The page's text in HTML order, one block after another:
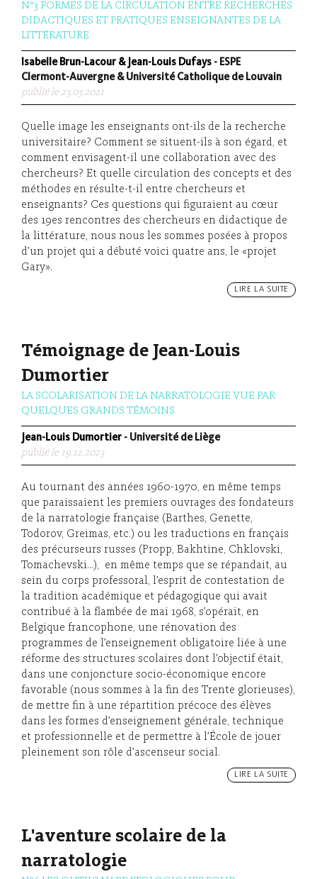
N°3 FORMES DE LA CIRCULATION ENTRE RECHERCHES
DIDACTIQUES ET PRATIQUES ENSEIGNANTES DE LA
LITTÉRATURE
Isabelle Brun-Lacour & Jean-Louis Dufays - ESPE
Clermont-Auvergne & Université Catholique de Louvain
publié le 23.03.2021
Quelle image les enseignants ont-ils de la recherche
universitaire? Comment se situent-ils à son égard, et
comment envisagent-il une collaboration avec des
chercheurs? Et quelle circulation des concepts et des
méthodes en résulte-t-il entre chercheurs et
enseignants? Ces questions qui figuraient au cœur
des 19es rencontres des chercheurs en didactique de
la littérature, nous nous les sommes posées à propos
d’un projet qui a débuté voici quatre ans, le «projet
Gary».
LIRE LA SUITE
Témoignage de Jean-Louis
Dumortier
LA SCOLARISATION DE LA NARRATOLOGIE VUE PAR
QUELQUES GRANDS TÉMOINS
Jean-Louis Dumortier - Université de Liège
publié le 19.12.2023
Au tournant des années 1960-1970, en même temps
que paraissaient les premiers ouvrages des fondateurs
de la narratologie française (Barthes, Genette,
Todorov, Greimas, etc.) ou les traductions en français
des précurseurs russes (Propp, Bakhtine, Chklovski,
Tomachevski…), en même temps que se répandait, au
sein du corps professoral, l’esprit de contestation de
la tradition académique et pédagogique qui avait
contribué à la flambée de mai 1968, s’opérait, en
Belgique francophone, une rénovation des
programmes de l’enseignement obligatoire liée à une
réforme des structures scolaires dont l’objectif était,
dans une conjoncture socio-économique encore
favorable (nous sommes à la fin des Trente glorieuses),
de mettre fin à une répartition précoce des élèves
dans les formes d’enseignement générale, technique
et professionnelle et de permettre à l’École de jouer
pleinement son rôle d’ascenseur social.
LIRE LA SUITE
L'aventure scolaire de la
narratologie